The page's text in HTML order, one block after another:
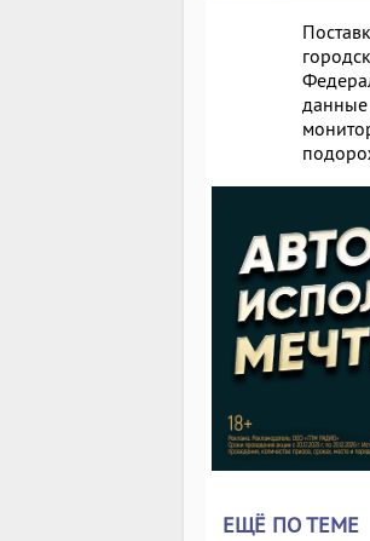
данные
ЕЩЁ ПО ТЕМЕ